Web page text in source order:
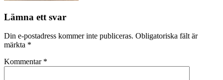
Lämna ett svar
Din e-postadress kommer inte publiceras. Obligatoriska fält är
märkta *
Kommentar *